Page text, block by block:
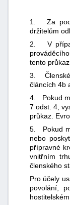
1. Za
držitelům
2. V
tento
3. Členské
článcích 4b
4. Pokud
7 odst. 4,
průkaz.
5. Pokud
nebo
přípravné
vnitřním
členského
Pro účely
povolání,